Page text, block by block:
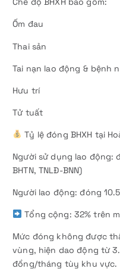
Ốm đau
Thai sản
Tai nạn lao động & bệnh
Hưu trí
Tử tuất
Tỷ lệ đóng BHXH tại
Người sử dụng lao động:
BHTN, TNLĐ-BNN)
Người lao động: đóng
Tổng cộng: 32% trên
Mức đóng không được
vùng, hiện dao động từ
đồng/tháng tùy khu vực.